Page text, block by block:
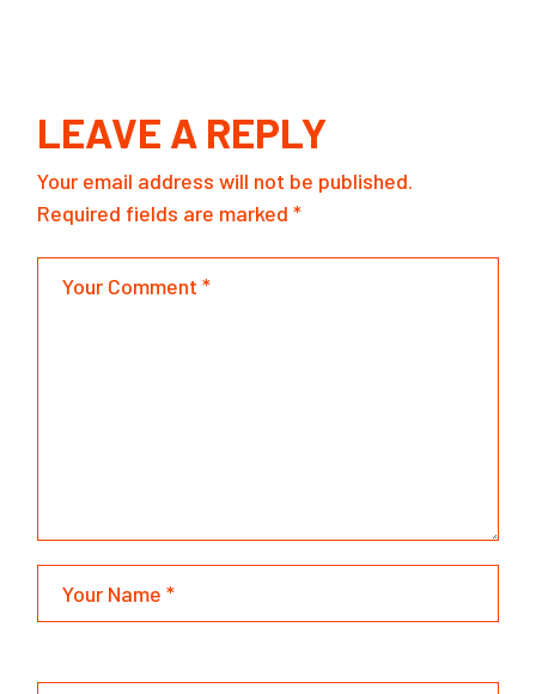
LEAVE A REPLY
Your email address will not be published.
Required fields are marked*